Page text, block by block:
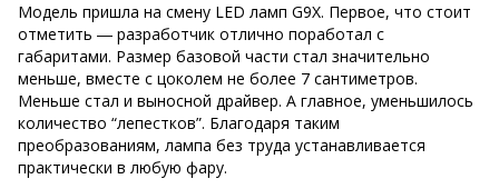
Модель пришла на смену LED ламп G9X. Первое, что стоит
отметить ― разработчик отлично поработал с
габаритами. Размер базовой части стал значительно
меньше, вместе с цоколем не более 7 сантиметров.
Меньше стал и выносной драйвер. А главное, уменьшилось
количество “лепестков”. Благодаря таким
преобразованиям, лампа без труда устанавливается
практически в любую фару.